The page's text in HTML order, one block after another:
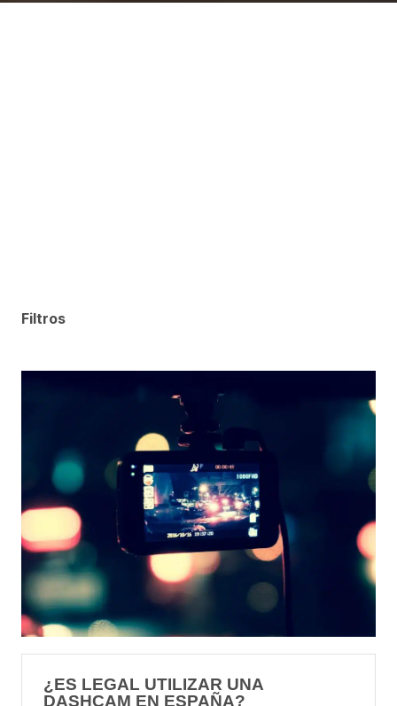
Filtros
¿ES LEGAL UTILIZAR UNA
DASHCAM EN ESPAÑA?